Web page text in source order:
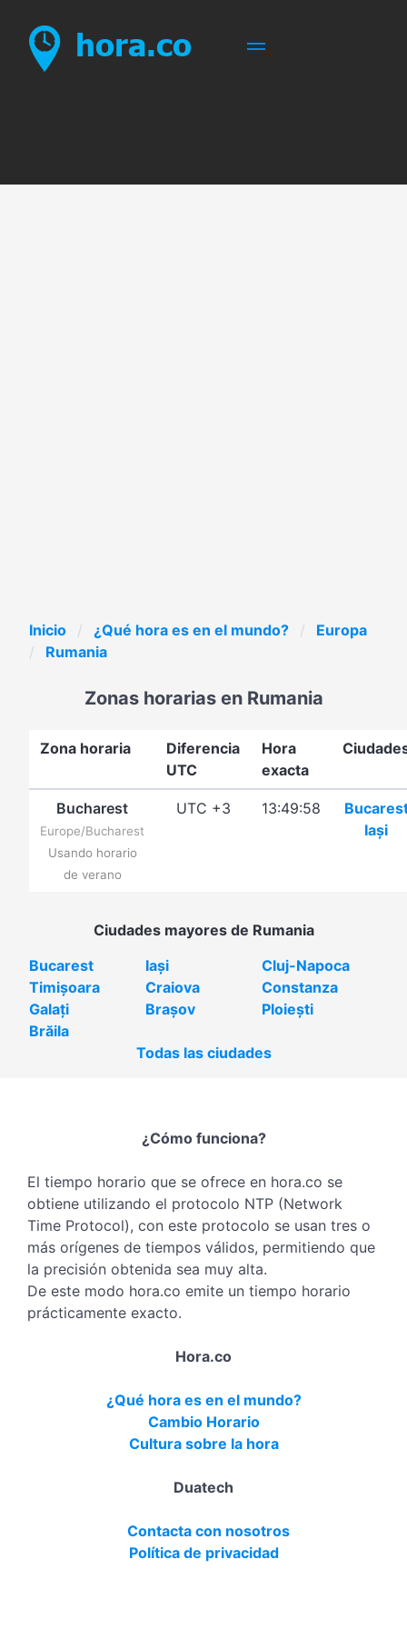
Inicio ¿Qué hora es en el mundo?
Europa
Rumania
Zonas horarias en Rumania
Zona horaria
Diferencia
UTC
Hora
exacta
Bucharest
Europe/Bucharest
Usando horario
de verano
UTC +3 13:49:58
Iași
Ciudades mayores de Rumania
Bucarest
Iași
Cluj-Napoca
Timișoara
Craiova
Constanza
Galați
Brașov
Ploiești
Brăila
Todas las ciudades
¿Cómo funciona?
El tiempo horario que se ofrece en hora.co se
obtiene utilizando el protocolo NTP (Network
Time Protocol), con este protocolo se usan tres o
más orígenes de tiempos válidos, permitiendo que
la precisión obtenida sea muy alta.
De este modo hora.co emite un tiempo horario
prácticamente exacto.
Hora.co
¿Qué hora es en el mundo?
Cambio Horario
Cultura sobre la hora
Duatech
Contacta con nosotros
Política de privacidad